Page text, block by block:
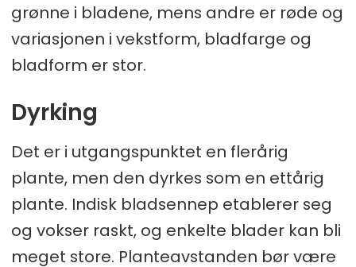
grønne i bladene, mens andre er røde og
variasjonen i vekstform, bladfarge og
bladform er stor.
Dyrking
Det er i utgangspunktet en flerårig
plante, men den dyrkes som en ettårig
plante. Indisk bladsennep etablerer seg
og vokser raskt, og enkelte blader kan bli
meget store. Planteavstanden bør være